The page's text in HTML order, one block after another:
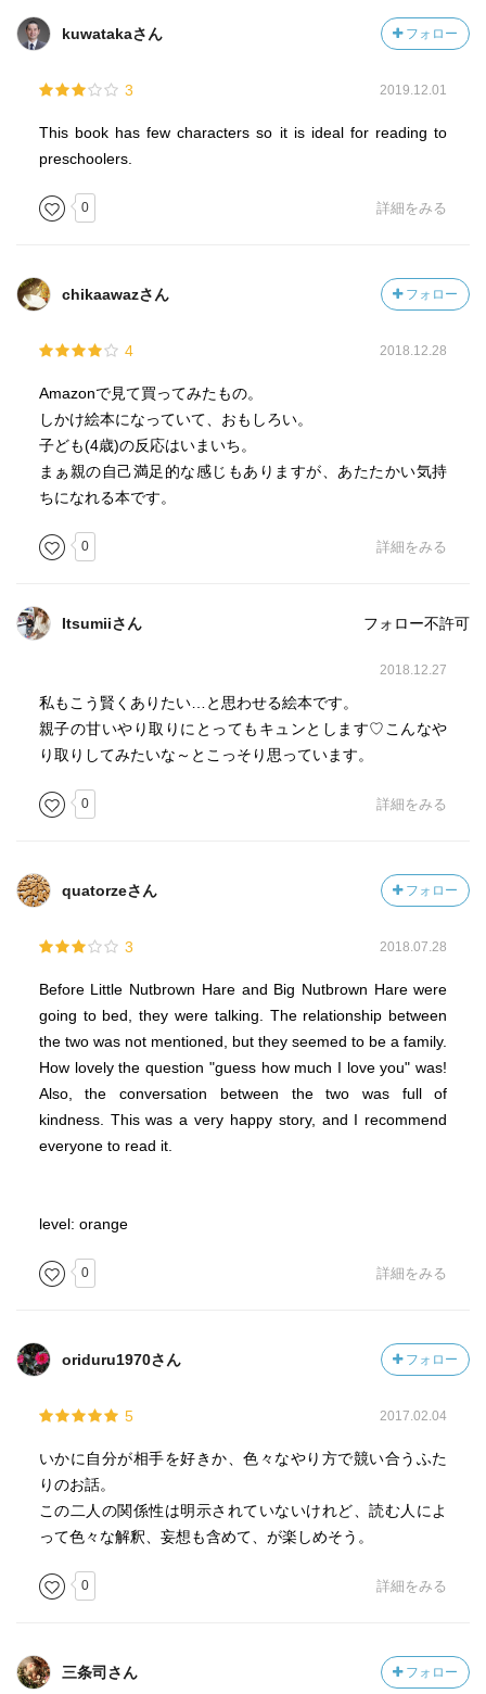
kuwatakaさん フォロー
3 2019.12.01
This book has few characters so it is ideal for reading to
preschoolers.
0 詳細をみる
chikaawazさん フォロー
4 2018.12.28
Amazonで見て買ってみたもの。
しかけ絵本になっていて、おもしろい。
子ども(4歳)の反応はいまいち。
まぁ親の自己満足的な感じもありますが、あたたかい気持
ちになれる本です。
0 詳細をみる
Itsumiiさん フォロー不許可
2018.12.27
私もこう賢くありたい…と思わせる絵本です。
親子の甘いやり取りにとってもキュンとします♡こんなや
り取りしてみたいな～とこっそり思っています。
0 詳細をみる
quatorzeさん フォロー
3 2018.07.28
Before Little Nutbrown Hare and Big Nutbrown Hare were
going to bed, they were talking. The relationship between
the two was not mentioned, but they seemed to be a family.
How lovely the question "guess how much I love you" was!
Also, the conversation between the two was full of
kindness. This was a very happy story, and I recommend
everyone to read it.
level: orange
0 詳細をみる
oriduru1970さん フォロー
5 2017.02.04
いかに自分が相手を好きか、色々なやり方で競い合うふた
りのお話。
この二人の関係性は明示されていないけれど、読む人によ
って色々な解釈、妄想も含めて、が楽しめそう。
0 詳細をみる
三条司さん フォロー